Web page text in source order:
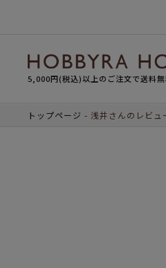
5,000円(税込)以上のご注文で送料
トップページ 浅井さんのレビュ